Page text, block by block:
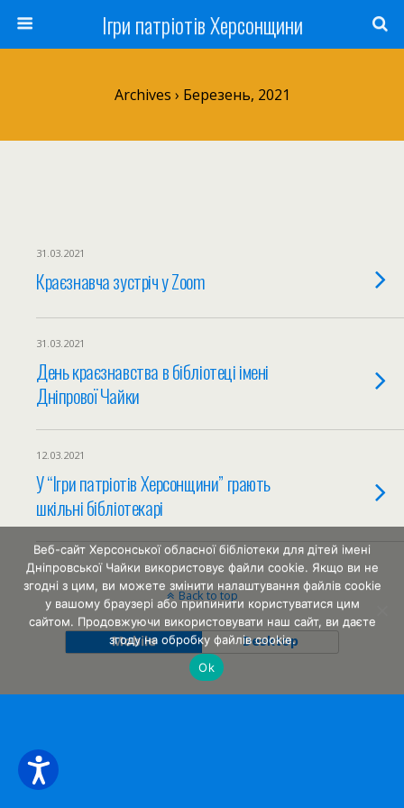
Ігри патріотів Херсонщини
Archives › Березень, 2021
31.03.2021
Краєзнавча зустріч у Zoom
31.03.2021
День краєзнавства в бібліотеці імені
Дніпрової Чайки
12.03.2021
У “Ігри патріотів Херсонщини” грають
шкільні бібліотекарі
Back to top
Mobile Desktop
Веб-сайт Херсонської обласної бібліотеки для дітей імені
Дніпровської Чайки використовує файли cookie. Якщо ви не
згодні з цим, ви можете змінити налаштування файлів cookie
у вашому браузері або припинити користуватися цим
сайтом. Продовжуючи використовувати наш сайт, ви даєте
згоду на обробку файлів cookie.
Ok